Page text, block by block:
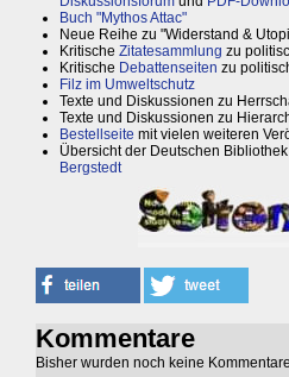
Buch "Mythos Attac"
Neue Reihe zu "Widerstand &
Kritische Zitatesammlung zu
Kritische Debattenseiten zu
Filz im Umweltschutz
Texte und Diskussionen zu
Texte und Diskussionen zu
Bestellseite mit vielen weiteren
Übersicht der Deutschen
Bergstedt
Kommentare
Bisher wurden noch keine